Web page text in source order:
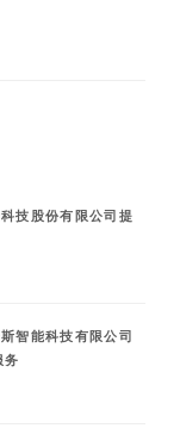
技股份有限公司提
智能科技有限公司
务